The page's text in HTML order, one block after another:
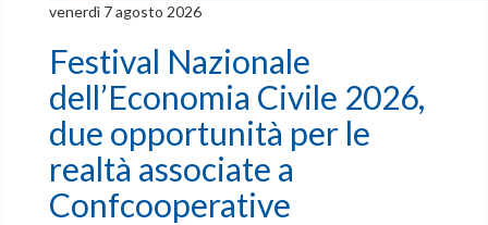
venerdì 7 agosto 2026
Festival Nazionale
dell’Economia Civile 2026,
due opportunità per le
realtà associate a
Confcooperative